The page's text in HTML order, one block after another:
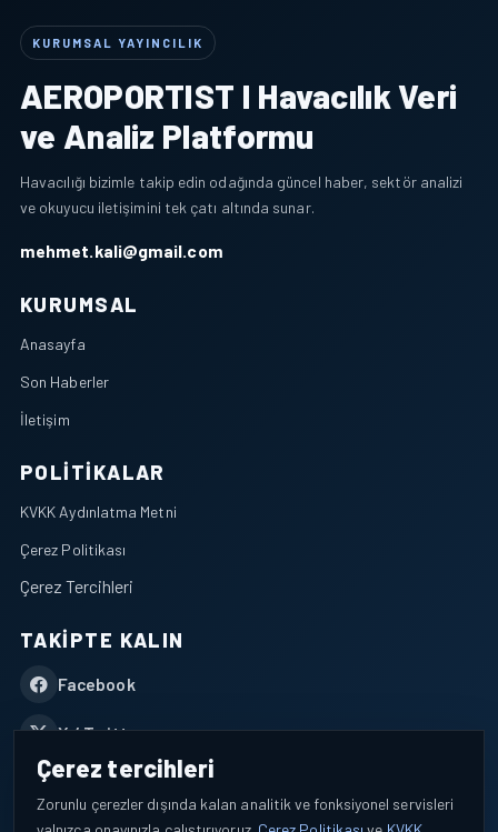
KURUMSAL YAYINCILIK
AEROPORTIST I Havacılık Veri
ve Analiz Platformu
Havacılığı bizimle takip edin odağında güncel haber, sektör analizi
ve okuyucu iletişimini tek çatı altında sunar.
mehmet.kali@gmail.com
KURUMSAL
Anasayfa
Son Haberler
İletişim
POLITIKALAR
KVKK Aydınlatma Metni
Çerez Politikası
Çerez Tercihleri
TAKIPTE KALIN
Facebook
X / Twitter
YouTube
Çerez tercihleri
Zorunlu çerezler dışında kalan analitik ve fonksiyonel servisleri